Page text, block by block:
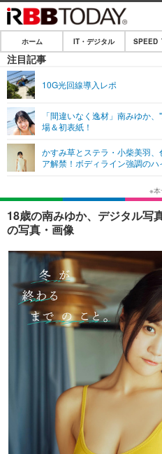
ホーム
IT・デジタル
ネタ
ショッピング
SPEED TEST
エンタメ
エンタメTOP
音楽
ショッピング
ライフ
ライフTOP
ペット
その他
リリース一覧
プッシュ通知の停止方法
ホーム IT・デジタル SPEED
注目記事
10G光回線導入レポ
「間違いなく逸材」南みゆか
場＆初表紙！
かすみ草とステラ・小柴美羽
ア解禁！ボディライン強調の
18歳の南みゆか、デジタル写
の写真・画像